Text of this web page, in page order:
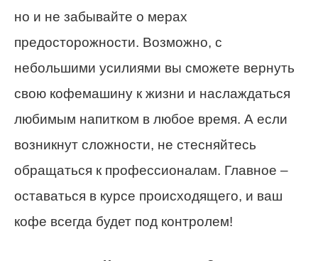
но и не забывайте о мерах
предосторожности. Возможно, с
небольшими усилиями вы сможете вернуть
свою кофемашину к жизни и наслаждаться
любимым напитком в любое время. А если
возникнут сложности, не стесняйтесь
обращаться к профессионалам. Главное –
оставаться в курсе происходящего, и ваш
кофе всегда будет под контролем!